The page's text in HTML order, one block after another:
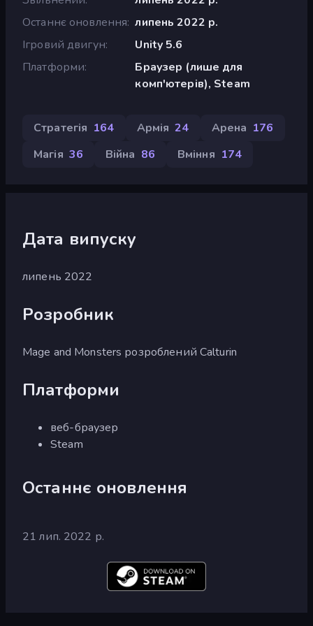
Останнє оновлення липень 2022 р.
Ігровий двигун
Unity 5.6
Платформи
Браузер (лише для
комп'ютерів), Steam
Стратегія 164 Армія 24 Арена 176
Магія 36 Війна 86 Вміння 174
Дата випуску
липень 2022
Розробник
Mage and Monsters розроблений Calturin
Платформи
веб-браузер
Steam
Останнє оновлення
21 лип. 2022 р.